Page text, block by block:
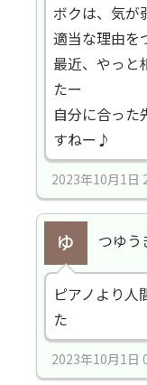
ボクは、気が
適当な理由を
最近、やっと
たー
自分に合った
すねー♪
2023年10月1
つゆう
ピアノより人
た
2023年10月1